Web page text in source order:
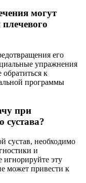
могут
его
упражнения
к
программы
при
сустава?
сустав, необходимо
и
игнорируйте эту
может привести к